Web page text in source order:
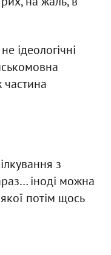
ідеологічні
частина
з
іноді можна
потім щось